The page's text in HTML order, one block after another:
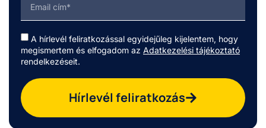
A hírlevél feliratkozással egyidejűleg kijelentem, hogy
megismertem és elfogadom az Adatkezelési tájékoztató
rendelkezéseit.
Hírlevél feliratkozás